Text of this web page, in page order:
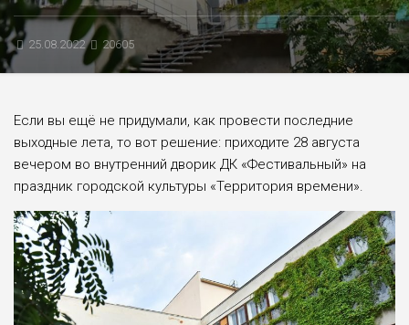
25.08.2022 20605
Если вы ещё не при­думали, как провести последние
выходные лета, то вот решение: приходите 28 августа
вечером во внутренний дворик ДК «Фестиваль­ный» на
праздник городской культуры «Территория времени».